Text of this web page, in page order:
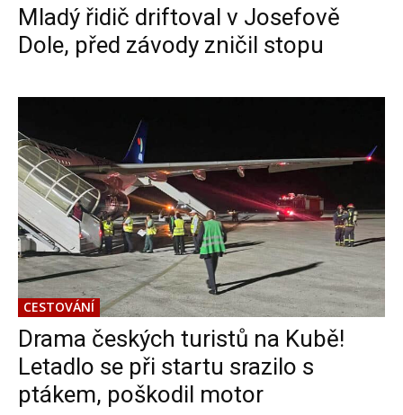
Mladý řidič driftoval v Josefově
Dole, před závody zničil stopu
CESTOVÁNÍ
Drama českých turistů na Kubě!
Letadlo se při startu srazilo s
ptákem, poškodil motor